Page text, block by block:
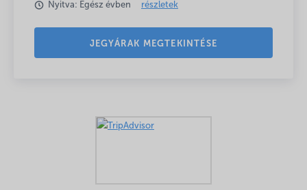
Nyitva: Egész évben részletek
JEGYÁRAK MEGTEKINTÉSE